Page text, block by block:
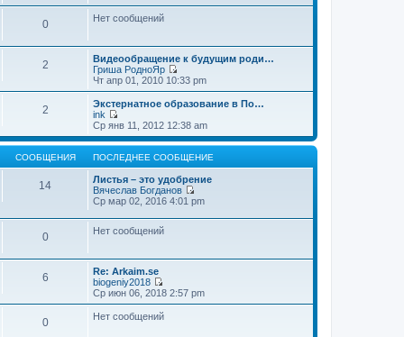
е
м
у
о
о
б
е
н
ю
л
е
д
н
е
у
о
о
б
щ
н
ю
0 Нет сообщений
2
Видеообращение к будущим роди…
Гриша РодноЯр
П
е
р
е
й
т
и
к
о
с
л
е
д
у
о
б
Чт апр 01, 2010 10:33 pm
2
Экстернатное образование в По…
ink
П
е
р
е
й
т
и
к
п
о
с
д
н
е
м
у
с
Ср янв 11, 2012 12:38 am
СООБЩЕНИЯ ПОСЛЕДНЕЕ СООБЩЕНИЕ
14
Листья – это удобрение
Вячеслав Богданов
П
р
и
о
с
Ср мар 02, 2016 4:01 pm
0 Нет сообщений
6
Re: Arkaim.se
biogeniy2018
П
е
р
е
Ср июн 06, 2018 2:57 pm
0 Нет сообщений